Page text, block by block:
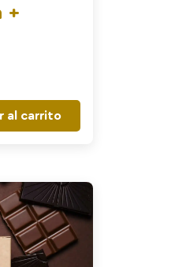
+
al carrito